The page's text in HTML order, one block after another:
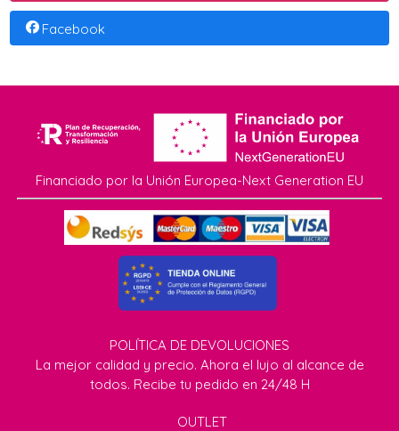
Facebook
Financiado por la Unión Europea-Next Generation EU
POLÍTICA DE DEVOLUCIONES
La mejor calidad y precio. Ahora el lujo al alcance de
todos. Recibe tu pedido en 24/48 H
OUTLET